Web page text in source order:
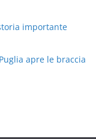
importante
apre le braccia